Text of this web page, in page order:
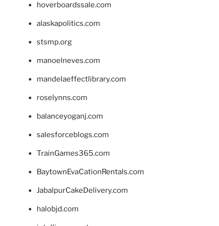
hoverboardssale.com
alaskapolitics.com
stsmp.org
manoelneves.com
mandelaeffectlibrary.com
roselynns.com
balanceyoganj.com
salesforceblogs.com
TrainGames365.com
BaytownEvaCationRentals.com
JabalpurCakeDelivery.com
halobjd.com